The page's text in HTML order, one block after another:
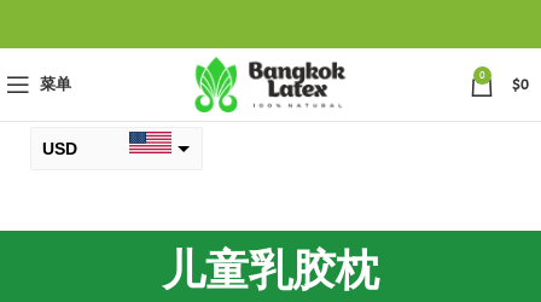
菜单
0
$0
USD
THB
儿童乳胶枕